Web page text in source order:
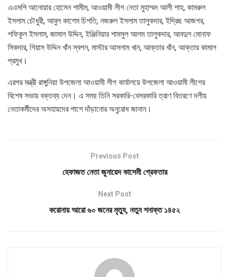
এএসপি আনোয়ার হোসেন শামীম, আওয়ামী লীগ নেতা মুহাম্মদ আলী শাহ, কামরুল
ইসলাম চৌধুরী, আবুল কাশেম চিশতি, নজরুল ইসলাম তালুকদার, ইদ্রিছ আজগর,
শফিকুল ইসলাম, জামাল উদ্দিন, ইঞ্জিনিয়ার শামসুল আলম তালুকদার, আবদুল মোনাফ
সিকদার, গিয়াস উদ্দিন খাঁন স্বপন, মাস্টার আসলাম খান, আক্তার খাঁন, আক্তার কামাল
প্রমুখ।
এরপর মন্ত্রী রাঙ্গুনিয়া উপজেলা আওয়ামী লীগ কার্যালয়ে উপজেলা আওয়ামী লীগের
বিশেষ সভায় বক্তব্য দেন। এ সময় তিনি সরকারি-বেসরকারি ত্রাণ বিতরণে দলীয়
নেতাকর্মীদের অসহায়দের পাশে দাঁড়ানোর অনুরোধ জানান।
Previous Post
হেফাজত নেতা জুনায়েদ কাসেমী গ্রেফতার
Next Post
করোনায় আরো ৬০ জনের মৃত্যু, নতুন শনাক্ত ১৪৫২